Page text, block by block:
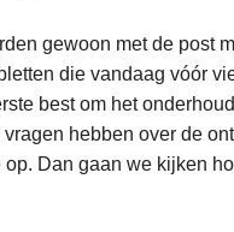
gewoon met de post
die vandaag vóór
best om het
hebben over de
Dan gaan we kijken